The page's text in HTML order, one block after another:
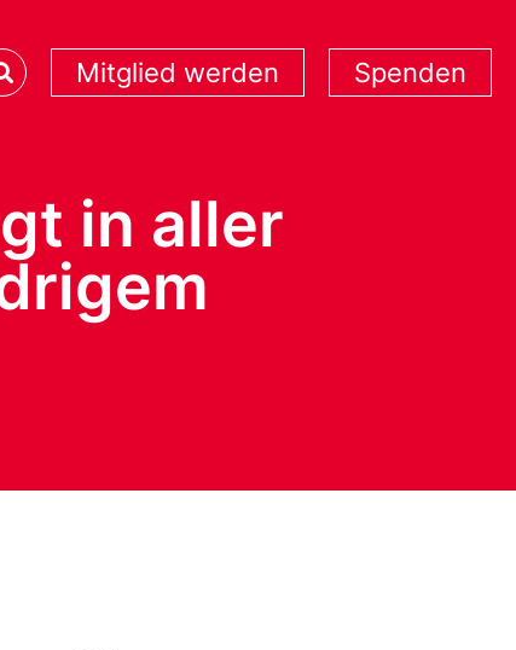
Mitglied werden Spenden
in aller